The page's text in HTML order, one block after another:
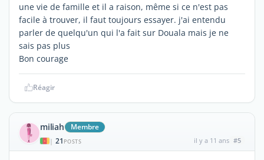
une vie de famille et il a raison, même si ce n'est pas
facile à trouver, il faut toujours essayer. j'ai entendu
parler de quelqu'un qui l'a fait sur Douala mais je ne
sais pas plus
Bon courage
Réagir
miliah Membre
| 21 POSTS il y a 11 ans #5